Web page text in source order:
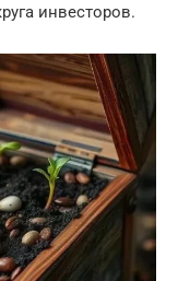
инвесторов.